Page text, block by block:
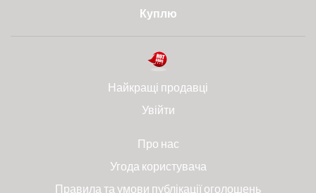
Куплю
Найкращі продавці
Увійти
Про нас
Угода користувача
Правила та умови публікації оголошень